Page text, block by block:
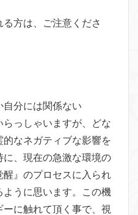
方は、ご注意くださ
自分には関係ない
っしゃいますが、どな
なネガティブな影響を
、現在の急激な環境の
』のプロセスに入られ
うに思います。この機
に触れて頂く事で、視